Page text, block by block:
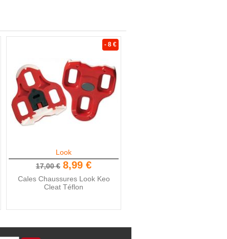
- 8 €
Look
17,00 € 8,99 €
Cales Chaussures Look Keo
Cleat Téflon